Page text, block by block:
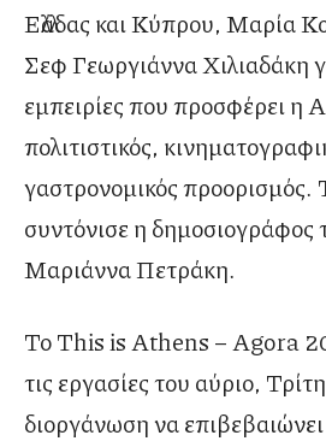
Ελλάδας και Κύπρου, Μαρία
Σεφ Γεωργιάννα Χιλιαδάκη
εμπειρίες που προσφέρει η
πολιτιστικός,
γαστρονομικός
συντόνισε η
Μαριάννα Πετράκη.
Το This is Athens – Agora
τις εργασίες του αύριο,
διοργάνωση να